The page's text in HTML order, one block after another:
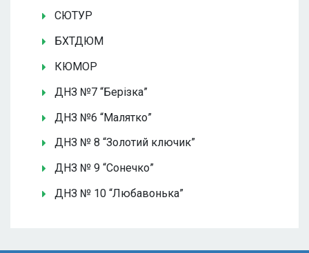
СЮТУР
БХТДЮМ
КЮМОР
ДНЗ №7 “Берізка”
ДНЗ №6 “Малятко”
ДНЗ № 8 “Золотий ключик”
ДНЗ № 9 “Сонечко”
ДНЗ № 10 “Любавонька”